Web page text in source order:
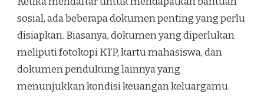
sosial, ada beberapa dokumen penting yang perlu
disiapkan. Biasanya, dokumen yang diperlukan
meliputi fotokopi KTP, kartu mahasiswa, dan
dokumen pendukung lainnya yang
menunjukkan kondisi keuangan keluargamu.